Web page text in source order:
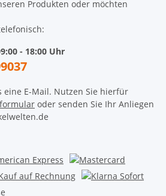
Produkten oder möchten
- 18:00 Uhr
eine E-Mail. Nutzen Sie hierfür
oder senden Sie Ihr Anliegen